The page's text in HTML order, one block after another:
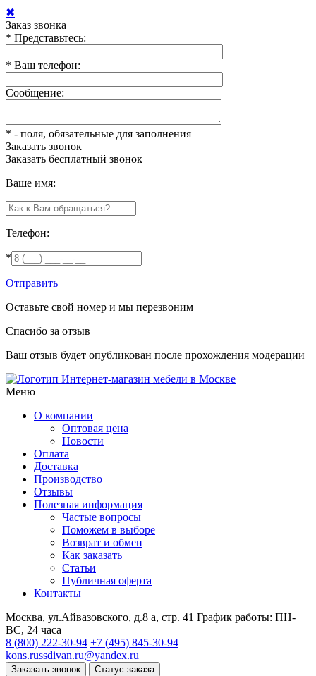
✖
Заказ звонка
* Представьтесь:
* Ваш телефон:
Сообщение:
* - поля, обязательные для заполнения
Заказать звонок
Заказать бесплатный звонок
Ваше имя:
Телефон:
*
Отправить
Оставьте свой номер и мы перезвоним
Спасибо за отзыв
Ваш отзыв будет опубликован после прохождения модерации
Интернет-магазин мебели в Москве
Меню
О компании
Оптовая цена
Новости
Оплата
Доставка
Производство
Отзывы
Полезная информация
Частые вопросы
Поможем в выборе
Возврат и обмен
Как заказать
Статьи
Публичная оферта
Контакты
Москва, ул.Айвазовского, д.8 а, стр. 41 График работы: ПН-
ВС, 24 часа
8 (800) 222-30-94 +7 (495) 845-30-94
kons.russdivan.ru@yandex.ru
Заказать звонок Статус заказа